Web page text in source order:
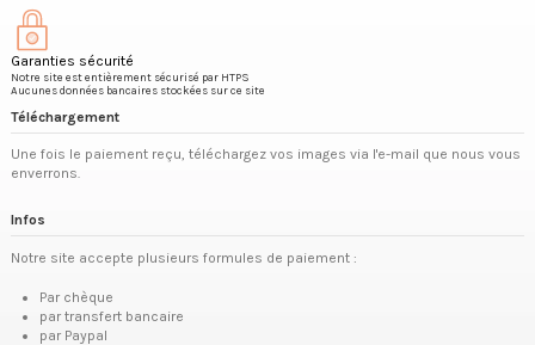
Garanties sécurité
Notre site est entièrement sécurisé par HTPS
Aucunes données bancaires stockées sur ce site
Téléchargement
Une fois le paiement reçu, téléchargez vos images via l'e-mail que nous vous
enverrons.
Infos
Notre site accepte plusieurs formules de paiement :
Par chèque
par transfert bancaire
par Paypal